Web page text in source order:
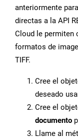
anteriormente
directas a la API
Cloud le permiten
formatos de
TIFF.
Cree el
deseado
Cree el
documento
Llame al